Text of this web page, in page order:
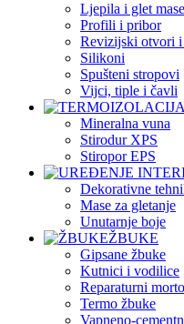
Ljepila i glet mase
Profili i pribor
Revizijski otvori i
Silikoni
Spušteni stropovi
Vijci, tiple i čavli
Mineralna vuna
Stirodur XPS
Stiropor EPS
Dekorativne
Mase za gletanje
Unutarnje boje
ŽBUKE
Gipsane žbuke
Kutnici i vodilice
Reparaturni
Termo žbuke
Vapneno-